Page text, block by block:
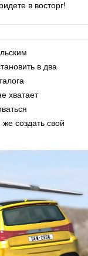
в восторг!
в два
хватает
создать свой